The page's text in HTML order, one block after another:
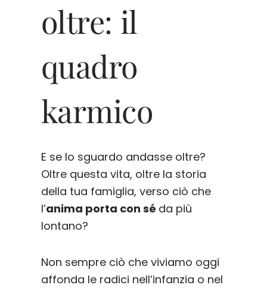
oltre: il
quadro
karmico
E se lo sguardo andasse oltre?
Oltre questa vita, oltre la storia
della tua famiglia, verso ciò che
l’anima porta con sé da più
lontano?
Non sempre ciò che viviamo oggi
affonda le radici nell’infanzia o nel